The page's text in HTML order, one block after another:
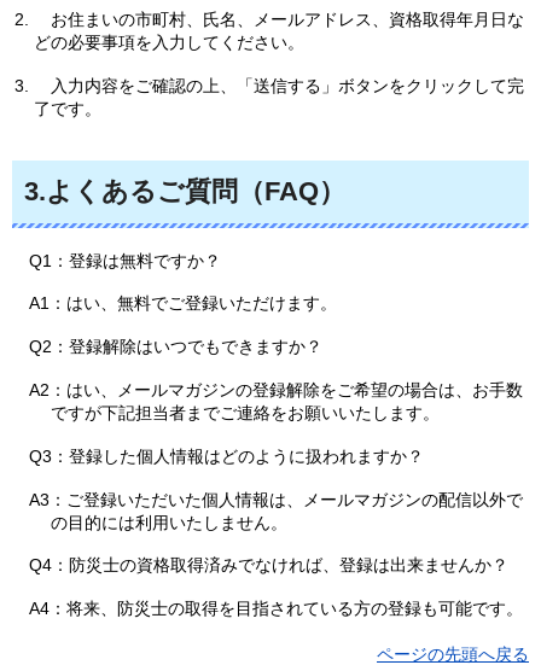
お住まいの市町村、氏名、メールアドレス、資格取得年月日な
どの必要事項を入力してください。
入力内容をご確認の上、「送信する」ボタンをクリックして完
了です。
3.よくあるご質問（FAQ）
Q1：登録は無料ですか？
A1：はい、無料でご登録いただけます。
Q2：登録解除はいつでもできますか？
A2：はい、メールマガジンの登録解除をご希望の場合は、お手数
ですが下記担当者までご連絡をお願いいたします。
Q3：登録した個人情報はどのように扱われますか？
A3：ご登録いただいた個人情報は、メールマガジンの配信以外で
の目的には利用いたしません。
Q4：防災士の資格取得済みでなければ、登録は出来ませんか？
A4：将来、防災士の取得を目指されている方の登録も可能です。
ページの先頭へ戻る